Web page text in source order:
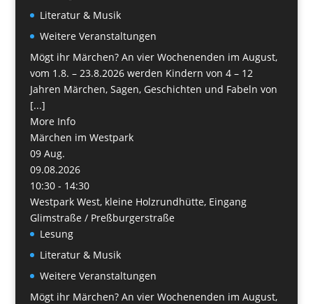
Literatur & Musik
Weitere Veranstaltungen
Mögt ihr Märchen? An vier Wochenenden im August,
vom 1.8. – 23.8.2026 werden Kindern von 4 – 12
Jahren Märchen, Sagen, Geschichten und Fabeln von
[...]
More Info
Märchen im Westpark
09 Aug.
09.08.2026
10:30 - 14:30
Westpark West, kleine Holzrundhütte, Eingang
Glimstraße / Preßburgerstraße
Lesung
Literatur & Musik
Weitere Veranstaltungen
Mögt ihr Märchen? An vier Wochenenden im August,